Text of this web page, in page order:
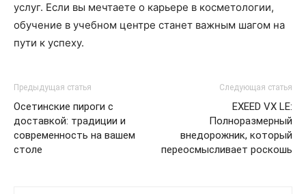
услуг. Если вы мечтаете о карьере в косметологии,
обучение в учебном центре станет важным шагом на
пути к успеху.
Предыдущая статья
Осетинские пироги с
доставкой: традиции и
современность на вашем
столе
Следующая статья
EXEED VX LE:
Полноразмерный
внедорожник, который
переосмысливает роскошь